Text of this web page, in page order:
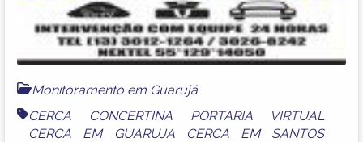
Monitoramento em Guarujá
CERCA CONCERTINA PORTARIA VIRTUAL
CERCA EM GUARUJA CERCA EM SANTOS